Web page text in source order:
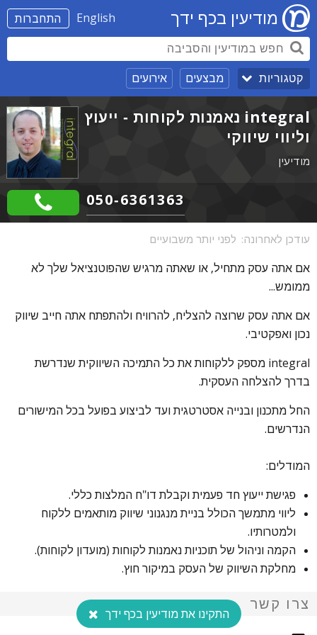
התחברות English מודיעין בכף ידך
קטגוריות מבצעים אירועים
integral נאמנות לקוחות - ייעוץ
וליווי שיווקי
מודיעין
050-6361363
עודכן לאחרונה: לפני יותר משבועיים
אם אתה עסק מתחיל, או שאתה מרגיש שהפוטנציאל שלך לא
ממומש...
אם אתה עסק שרוצה להצליח, להרוויח ולהתפתח אתה חייב שיווק
נכון ואפקטיבי.
integral מספק ללקוחות את כל התמיכה השיווקית שנדרשת
בדרך להצלחה העסקית.
החל מתכנון ובנייה אסטרטגית ועד לביצוע בפועל בכל המישורים
הנדרשים.
המודלים:
פגישת ייעוץ חד פעמית וקבלת דו"ח המלצות כללי.
ליווי מתמשך הכולל בניית מנגנוני שיווק מותאמים ללקוח
ולמטרותיו.
הקמה וניהול של תוכניות נאמנות לקוחות (מועדון לקוחות).
מחלקת השיווק של העסק במיקור חוץ.
צרו קשר
התקינו את מודיעין בכף ידך